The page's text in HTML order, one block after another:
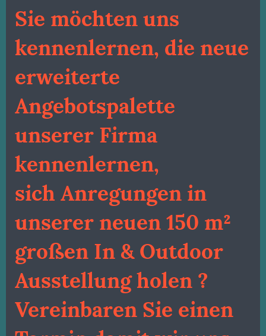
Sie möchten uns
kennenlernen, die neue
erweiterte
Angebotspalette
unserer Firma
kennenlernen,
sich Anregungen in
unserer neuen 150 m²
großen In & Outdoor
Ausstellung holen ?
Vereinbaren Sie einen